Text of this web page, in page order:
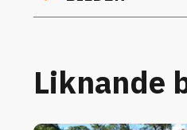
Liknande